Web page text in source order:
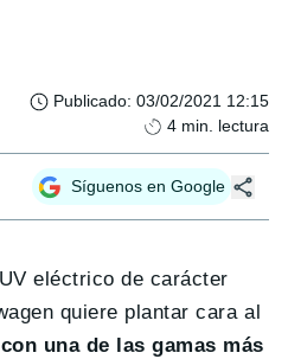
Publicado: 03/02/2021 12:15
4 min. lectura
Síguenos en Google
eléctrico de carácter
quiere plantar cara al
una de las gamas más